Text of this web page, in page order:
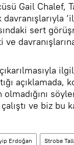
Gail Chalef,
sert
açıklamada,
ve biz bu
Erdoğan Strobe